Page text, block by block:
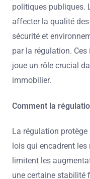
politiques publiques.
affecter la qualité
sécurité et
par la régulation.
joue un rôle crucial
immobilier.
Comment la
La régulation
lois qui encadrent
limitent les
une certaine stabilité